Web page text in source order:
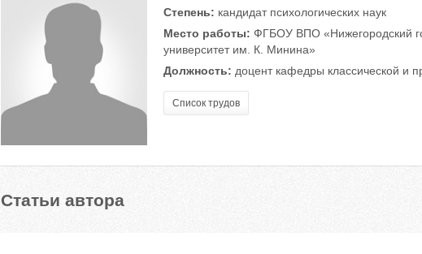
Степень: кандидат психологических наук
Место работы: ФГБОУ ВПО «Нижегородский
университет им. К. Минина»
Должность: доцент кафедры классической и
Список трудов
Статьи автора